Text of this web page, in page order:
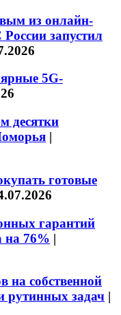
из онлайн-
запустил
5G-
десятки
|
готовые
гарантий
на 76% |
на собственной
рутинных задач |